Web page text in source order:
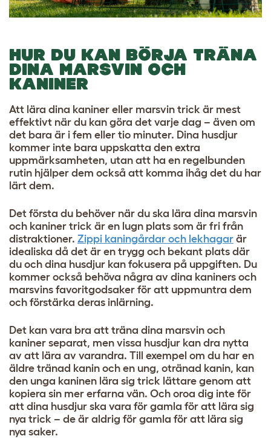
HUR DU KAN BÖRJA TRÄNA
DINA MARSVIN OCH
KANINER
Att lära dina kaniner eller marsvin trick är mest
effektivt när du kan göra det varje dag – även om
det bara är i fem eller tio minuter. Dina husdjur
kommer inte bara uppskatta den extra
uppmärksamheten, utan att ha en regelbunden
rutin hjälper dem också att komma ihåg det du har
lärt dem.
Det första du behöver när du ska lära dina marsvin
och kaniner trick är en lugn plats som är fri från
distraktioner. Zippi kaningårdar och lekhagar är
idealiska då det är en trygg och bekant plats där
du och dina husdjur kan fokusera på uppgiften. Du
kommer också behöva några av dina kaniners och
marsvins favoritgodsaker för att uppmuntra dem
och förstärka deras inlärning.
Det kan vara bra att träna dina marsvin och
kaniner separat, men vissa husdjur kan dra nytta
av att lära av varandra. Till exempel om du har en
äldre tränad kanin och en ung, otränad kanin, kan
den unga kaninen lära sig trick lättare genom att
kopiera sin mer erfarna vän. Och oroa dig inte för
att dina husdjur ska vara för gamla för att lära sig
nya trick – de är aldrig för gamla för att lära sig
nya saker.